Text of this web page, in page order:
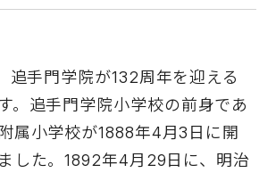
手門学院が132周年を迎える
。追手門学院小学校の前身であ
属小学校が1888年4月3日に開
した。1892年4月29日に、明治